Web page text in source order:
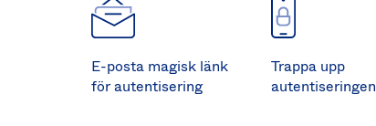
E-posta magisk länk
för autentisering
Trappa upp
autentiseringen